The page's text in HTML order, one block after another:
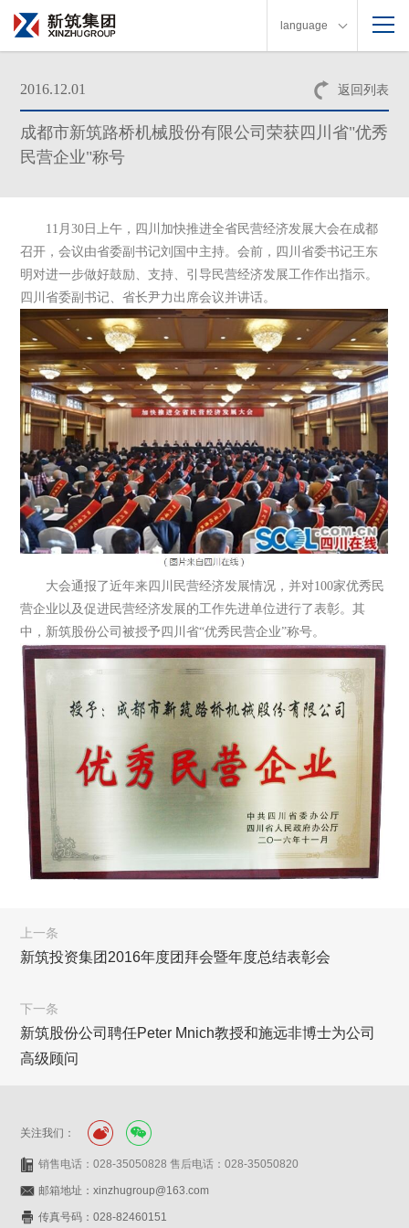
language
返回列表
2016.12.01
成都市新筑路桥机械股份有限公司荣获四川省"优秀
民营企业"称号
11月30日上午，四川加快推进全省民营经济发展大会在成都
召开，会议由省委副书记刘国中主持。会前，四川省委书记王东
明对进一步做好鼓励、支持、引导民营经济发展工作作出指示。
四川省委副书记、省长尹力出席会议并讲话。
大会通报了近年来四川民营经济发展情况，并对100家优秀民
营企业以及促进民营经济发展的工作先进单位进行了表彰。其
中，新筑股份公司被授予四川省“优秀民营企业”称号。
上一条
新筑投资集团2016年度团拜会暨年度总结表彰会
下一条
新筑股份公司聘任Peter Mnich教授和施远非博士为公司
高级顾问
关注我们：
销售电话：028-35050828 售后电话：028-35050820
邮箱地址：xinzhugroup@163.com
传真号码：028-82460151